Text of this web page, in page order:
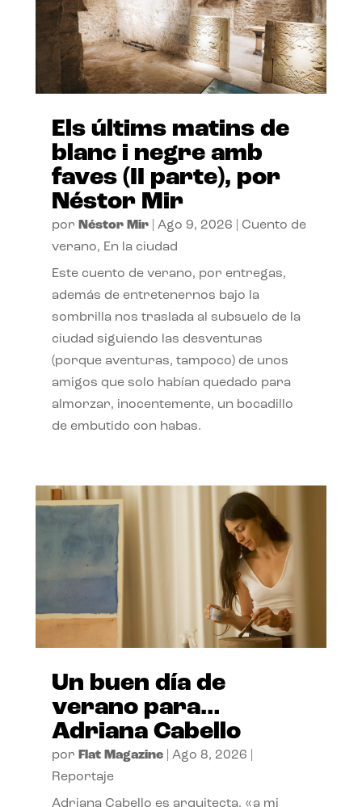
Els últims matins de
blanc i negre amb
faves (II parte), por
Néstor Mir
por Néstor Mir| Ago 9, 2026
Cuento de
verano, En la ciudad
Este cuento de verano, por entregas,
además de entretenernos bajo la
sombrilla nos traslada al subsuelo de la
ciudad siguiendo las desventuras
(porque aventuras, tampoco) de unos
amigos que solo habían quedado para
almorzar, inocentemente, un bocadillo
de embutido con habas.
Un buen día de
verano para…
Adriana Cabello
por Flat Magazine| Ago 8, 2026
Reportaje
Adriana Cabello es arquitecta, «a mi